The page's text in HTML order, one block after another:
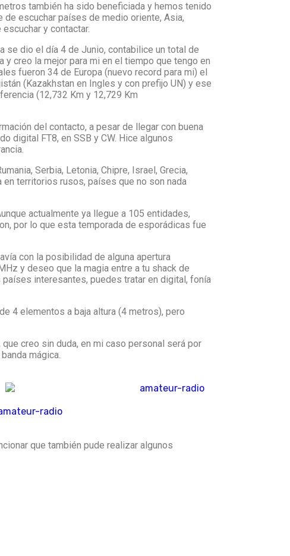
también ha sido beneficiada y hemos tenido
escuchar países de medio oriente, Asia,
y contactar.
se dio el día 4 de Junio, contabilice un total de
creo la mejor para mi en el tiempo que tengo en
fueron 34 de Europa (nuevo record para mi) el
(Kazakhstan en Ingles y con prefijo UN) y ese
(12,732 Km y 12,729 Km
del contacto, a pesar de llegar con buena
digital FT8, en SSB y CW. Hice algunos
Serbia, Letonia, Chipre, Israel, Grecia,
en territorios rusos, países que no son nada
actualmente ya llegue a 105 entidades,
por lo que esta temporada de esporádicas fue
con la posibilidad de alguna apertura
y deseo que la magia entre a tu shack de
interesantes, puedes tratar en digital, fonía
4 elementos a baja altura (4 metros), pero
creo sin duda, en mi caso personal será por
mágica.
que también pude realizar algunos